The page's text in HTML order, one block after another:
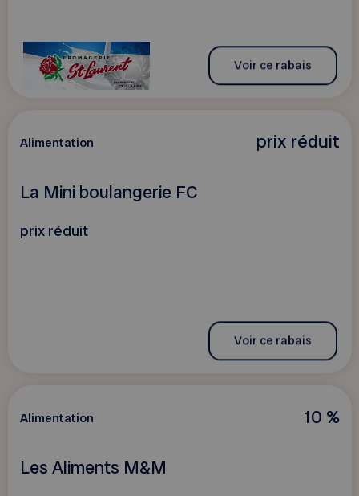
Voir ce rabais
prix réduit
Alimentation
La Mini boulangerie FC
prix réduit
Voir ce rabais
10 %
Alimentation
Les Aliments M&M